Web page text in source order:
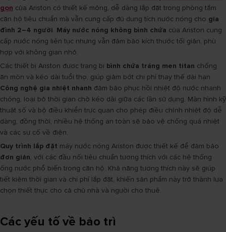
gọn của Ariston có thiết kế mỏng, dễ dàng lắp đặt trong phòng tắm
căn hộ tiêu chuẩn mà vẫn cung cấp đủ dung tích nước nóng cho gia
đình 2–4 người. Máy nước nóng không bình chứa của Ariston cung
cấp nước nóng liên tục nhưng vẫn đảm bảo kích thước tối giản, phù
hợp với không gian nhỏ.
Các thiết bị Ariston được trang bị bình chứa tráng men titan chống
ăn mòn và kéo dài tuổi thọ, giúp giảm bớt chi phí thay thế dài hạn.
Công nghệ gia nhiệt nhanh đảm bảo phục hồi nhiệt độ nước nhanh
chóng, loại bỏ thời gian chờ kéo dài giữa các lần sử dụng. Màn hình kỹ
thuật số và bộ điều khiển trực quan cho phép điều chỉnh nhiệt độ dễ
dàng, đồng thời, nhiều hệ thống an toàn sẽ bảo vệ chống quá nhiệt
và các sự cố về điện.
Quy trình lắp đặt máy nước nóng Ariston được thiết kế để đảm bảo
đơn giản, với các đầu nối tiêu chuẩn tương thích với các hệ thống
ống nước phổ biến trong căn hộ. Khả năng tương thích này sẽ giúp
tiết kiệm thời gian và chi phí lắp đặt, khiến sản phẩm này trở thành lựa
chọn thiết thực cho cả chủ nhà và người cho thuê.
Các yếu tố về bảo trì